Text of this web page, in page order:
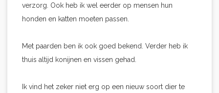
verzorg. Ook heb ik wel eerder op mensen hun
honden en katten moeten passen.
Met paarden ben ik ook goed bekend. Verder heb ik
thuis altijd konijnen en vissen gehad.
Ik vind het zeker niet erg op een nieuw soort dier te